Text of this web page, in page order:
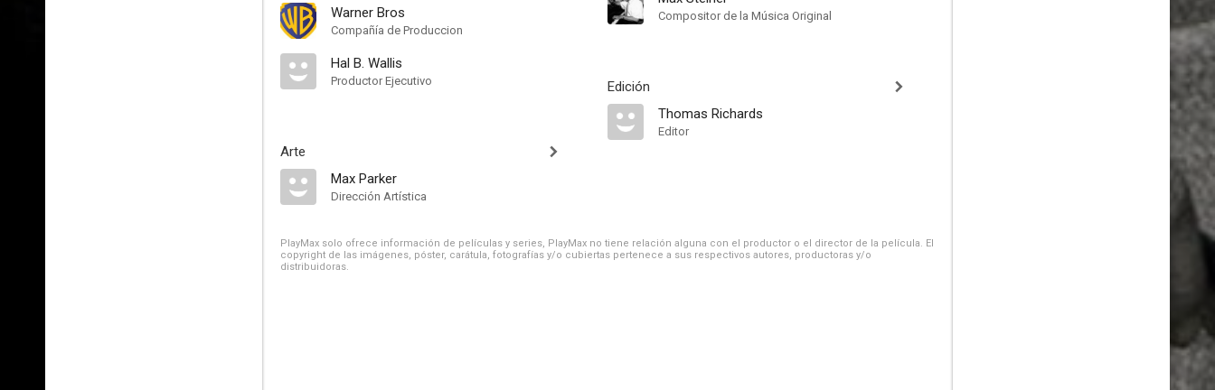
Warner Bros
Compañía de Produccion
Hal B. Wallis
Productor Ejecutivo
Arte
Max Parker
Dirección Artística
Compositor de la Música Original
Edición
Thomas Richards
Editor
PlayMax solo ofrece información de películas y series, PlayMax no tiene relación alguna con el productor o el director de la película. El
copyright de las imágenes, póster, carátula, fotografías y/o cubiertas pertenece a sus respectivos autores, productoras y/o
distribuidoras.